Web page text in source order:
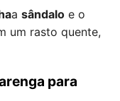
a sândalo e o
um rasto quente,
para